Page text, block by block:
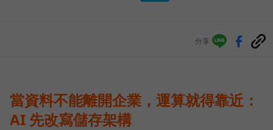
分享
當資料不能離開企業，運算就得靠近：
AI 先改寫儲存架構